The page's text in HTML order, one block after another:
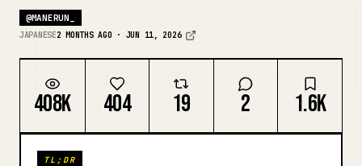
Pricing
Download
Blog
@MANERUN_
JAPANESE2 MONTHS AGO · JUN 11, 2026
408K 404 19 2 1.6K
TL;DR